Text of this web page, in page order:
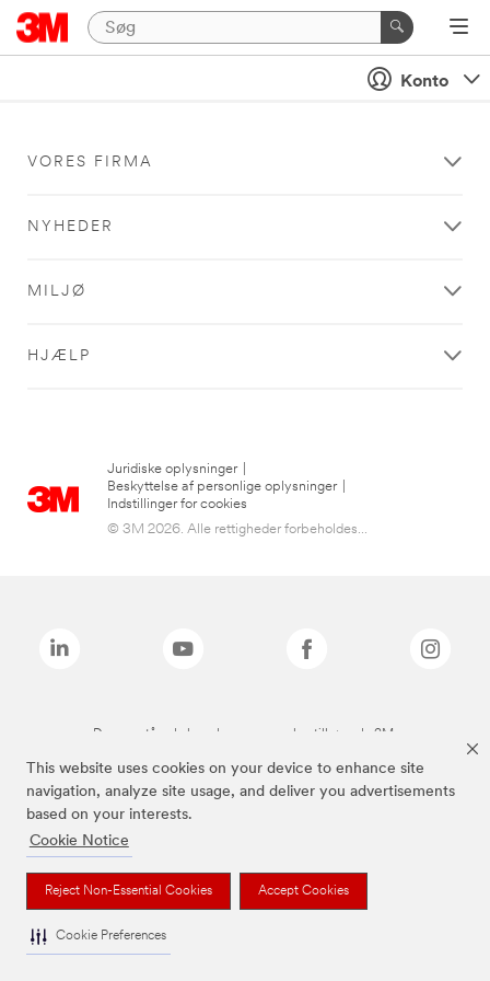
This website uses cookies on your device to enhance site
navigation, analyze site usage, and deliver you advertisements
based on your interests.
Cookie Notice
Reject Non-Essential Cookies Accept Cookies
Cookie Preferences
Konto
VORES FIRMA
NYHEDER
MILJØ
HJÆLP
Juridiske oplysninger
Beskyttelse af personlige oplysninger
Indstillinger for cookies
© 3M 2026. Alle rettigheder forbeholdes...
De ovenstående brands er varemærker tilhørende 3M.